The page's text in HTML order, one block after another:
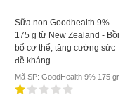
Sữa non Goodhealth 9%
175 g từ New Zealand - Bồi
bổ cơ thể, tăng cường sức
đề kháng
Mã SP: GoodHealth 9% 175 gr